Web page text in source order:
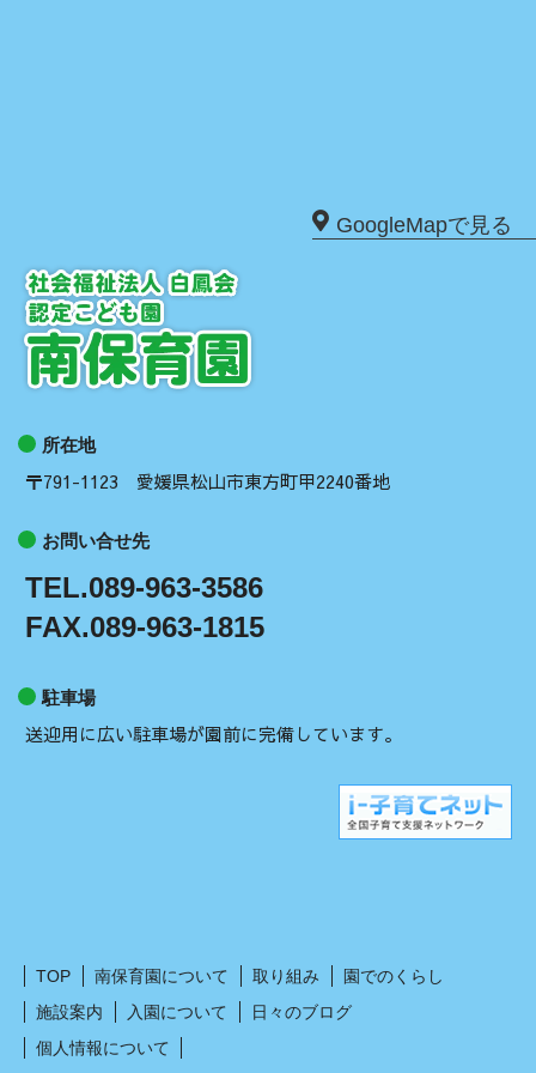
GoogleMapで見る
所在地
〒791-1123 愛媛県松山市東方町甲2240番地
お問い合せ先
TEL.089-963-3586
FAX.089-963-1815
駐車場
送迎用に広い駐車場が園前に完備しています。
TOP 南保育園について 取り組み
園でのくらし
施設案内
入園について
日々のブログ
個人情報について